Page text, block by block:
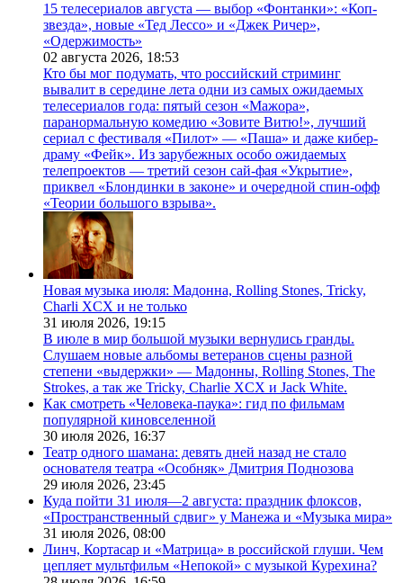
15 телесериалов августа — выбор «Фонтанки»: «Коп-
звезда», новые «Тед Лессо» и «Джек Ричер»,
«Одержимость»
02 августа 2026, 18:53
Кто бы мог подумать, что российский стриминг
вывалит в середине лета одни из самых ожидаемых
телесериалов года: пятый сезон «Мажора»,
паранормальную комедию «Зовите Витю!», лучший
сериал с фестиваля «Пилот» — «Паша» и даже кибер-
драму «Фейк». Из зарубежных особо ожидаемых
телепроектов — третий сезон сай-фая «Укрытие»,
приквел «Блондинки в законе» и очередной спин-офф
«Теории большого взрыва».
Новая музыка июля: Мадонна, Rolling Stones, Tricky,
Charli XCX и не только
31 июля 2026, 19:15
В июле в мир большой музыки вернулись гранды.
Слушаем новые альбомы ветеранов сцены разной
степени «выдержки» — Мадонны, Rolling Stones, The
Strokes, а так же Tricky, Charlie XCX и Jack White.
Как смотреть «Человека-паука»: гид по фильмам
популярной киновселенной
30 июля 2026, 16:37
Театр одного шамана: девять дней назад не стало
основателя театра «Особняк» Дмитрия Поднозова
29 июля 2026, 23:45
Куда пойти 31 июля—2 августа: праздник флоксов,
«Пространственный сдвиг» у Манежа и «Музыка мира»
31 июля 2026, 08:00
Линч, Кортасар и «Матрица» в российской глуши. Чем
цепляет мультфильм «Непокой» с музыкой Курехина?